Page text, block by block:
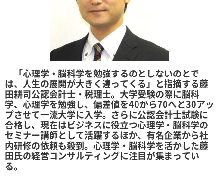
「心理学・脳科学を勉強するのとしないのとで
は、人生の展開が大きく違ってくる」と指摘する藤
田耕司公認会計士・税理士。大学受験の際に脳科
学、心理学を勉強し、偏差値を40から70へと30アッ
プさせて一流大学に入学。さらに公認会計士試験に
合格し、現在はビジネスに役立つ心理学・脳科学の
セミナー講師として活躍するほか、有名企業から社
内研修の依頼も殺到。心理学・脳科学を活かした藤
田氏の経営コンサルティングに注目が集まってい
る。